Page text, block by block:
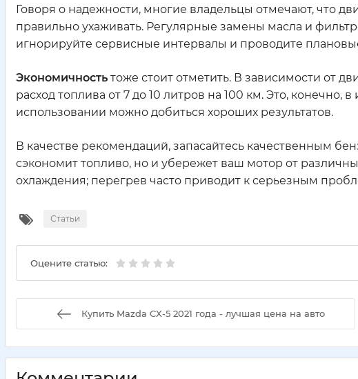
Говоря о надежности, многие владельцы отмечают, что
правильно ухаживать. Регулярные замены масла и
игнорируйте сервисные интервалы и проводите
Экономичность тоже стоит отметить. В зависимости от
расход топлива от 7 до 10 литров на 100 км. Это, конечно,
использовании можно добиться хороших результатов.
В качестве рекомендаций, запасайтесь качественным
сэкономит топливо, но и убережет ваш мотор от
охлаждения; перегрев часто приводит к серьезным
Статьи
Оцените статью:
Купить Mazda CX-5 2021 года - лучшая цена на авто